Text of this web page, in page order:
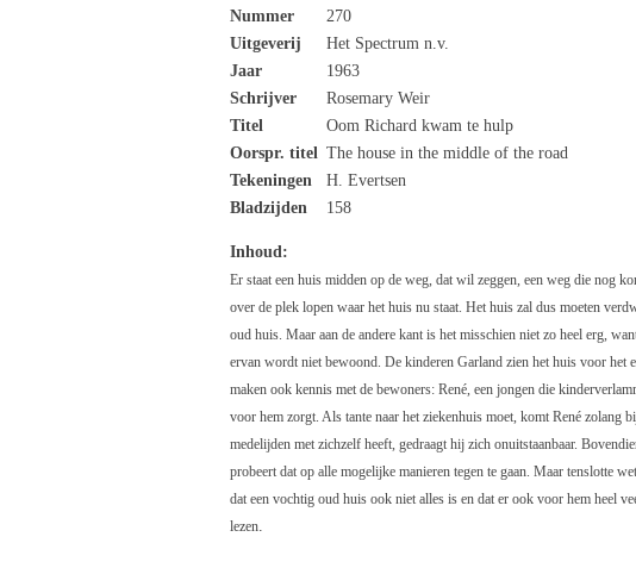
Nummer
270
Uitgeverij
Het Spectrum n.v.
Jaar
1963
Schrijver
Rosemary Weir
Titel
Oom Richard kwam te hulp
Oorspr. titel The house in the middle of the road
Tekeningen
H. Evertsen
Bladzijden
158
Inhoud:
Er staat een huis midden op de weg, dat wil zeggen, een weg die nog
over de plek lopen waar het huis nu staat. Het huis zal dus moeten
oud huis. Maar aan de andere kant is het misschien niet zo heel erg,
ervan wordt niet bewoond. De kinderen Garland zien het huis voor het
maken ook kennis met de bewoners: René, een jongen die
voor hem zorgt. Als tante naar het ziekenhuis moet, komt René
medelijden met zichzelf heeft, gedraagt hij zich onuitstaanbaar.
probeert dat op alle mogelijke manieren tegen te gaan. Maar tenslotte
dat een vochtig oud huis ook niet alles is en dat er ook voor hem heel
lezen.